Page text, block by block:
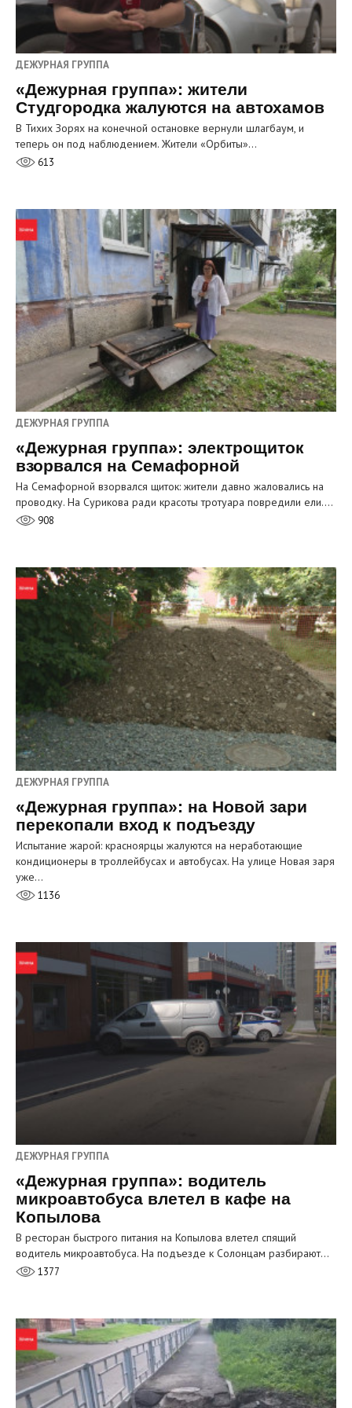
ДЕЖУРНАЯ ГРУППА
«Дежурная группа»: жители
Студгородка жалуются на автохамов
В Тихих Зорях на конечной остановке вернули шлагбаум, и
теперь он под наблюдением. Жители «Орбиты»…
613
ДЕЖУРНАЯ ГРУППА
«Дежурная группа»: электрощиток
взорвался на Семафорной
На Семафорной взорвался щиток: жители давно жаловались на
проводку. На Сурикова ради красоты тротуара повредили ели.…
908
ДЕЖУРНАЯ ГРУППА
«Дежурная группа»: на Новой зари
перекопали вход к подъезду
Испытание жарой: красноярцы жалуются на неработающие
кондиционеры в троллейбусах и автобусах. На улице Новая заря
уже…
1136
ДЕЖУРНАЯ ГРУППА
«Дежурная группа»: водитель
микроавтобуса влетел в кафе на
Копылова
В ресторан быстрого питания на Копылова влетел спящий
водитель микроавтобуса. На подъезде к Солонцам разбирают…
1377